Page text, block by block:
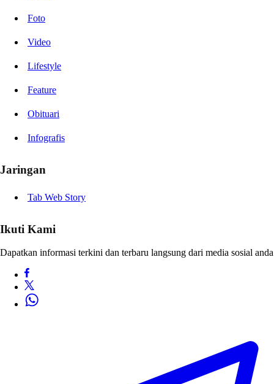
Foto
Video
Lifestyle
Feature
Obituari
Infografis
Jaringan
Tab Web Story
Ikuti Kami
Dapatkan informasi terkini dan terbaru langsung dari media sosial anda